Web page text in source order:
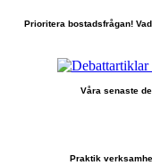
Prioritera bostadsfrågan!
Våra senaste
Praktik